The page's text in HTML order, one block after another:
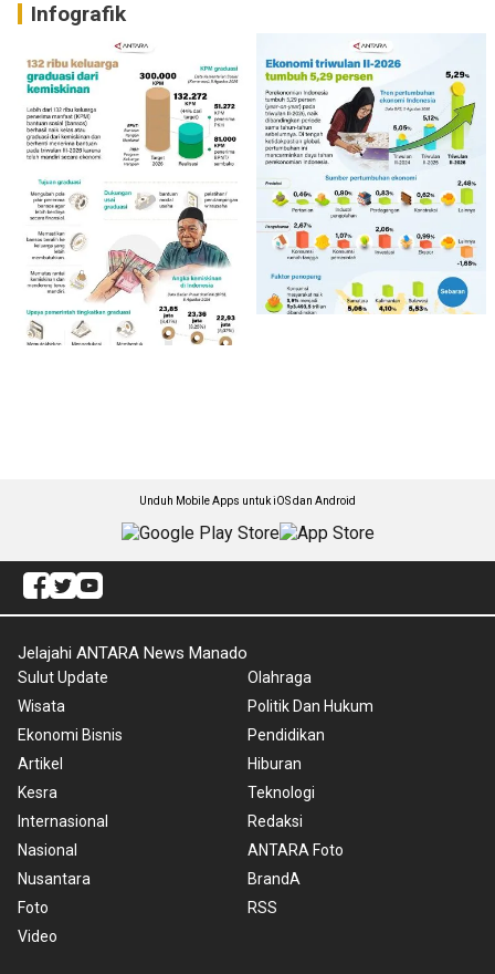
Infografik
Unduh Mobile Apps untuk iOS dan Android
Jelajahi ANTARA News Manado
Sulut Update
Wisata
Ekonomi Bisnis
Artikel
Kesra
Internasional
Nasional
Nusantara
Foto
Video
Olahraga
Politik Dan Hukum
Pendidikan
Hiburan
Teknologi
Redaksi
ANTARA Foto
BrandA
RSS